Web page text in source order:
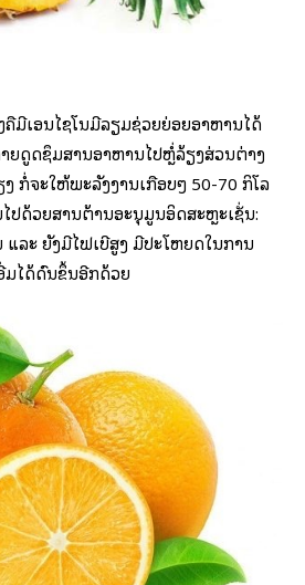
ເອນໄຊໂນມີລຽມຊ່ວຍຍ່ອຍອາຫານໄດ້
ຍດູດຊຶມສານອາຫານໄປຫຼໍ່ລ້ຽງສ່ວນຕ່າງ
ກໍ່ຈະໃຫ້ພະລັງງານເກືອບໆ 50-70 ກິໂລ
ດ້ວຍສານຕ້ານອະນຸມູນອິດສະຫຼະເຊັ່ນ:
ລະ ຍັງມີໄຟເບີສູງ ມີປະໂຫຍດໃນການ
ມໄດ້ດົນຂຶ້ນອີກດ້ວຍ